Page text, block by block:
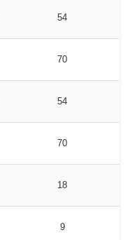
54
70
54
70
18
9